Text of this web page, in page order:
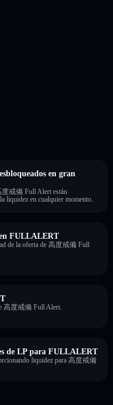
en gran
度戒備 Full Alert están
liquidez en cualquier momento.
FULLALERT
de la oferta de 高度戒備 Full
高度戒備 Full Alert.
de LP para FULLALERT
liquidez para 高度戒備